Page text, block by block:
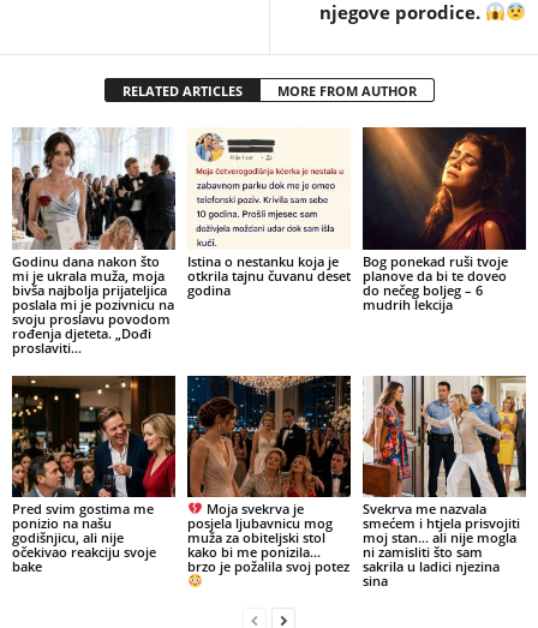
njegove porodice.
RELATED ARTICLES MORE FROM AUTHOR
Godinu dana nakon što
mi je ukrala muža, moja
bivša najbolja prijateljica
poslala mi je pozivnicu na
svoju proslavu povodom
rođenja djeteta. „Dođi
proslaviti...
Istina o nestanku koja je
otkrila tajnu čuvanu deset
godina
Bog ponekad ruši tvoje
planove da bi te doveo
do nečeg boljeg – 6
mudrih lekcija
Pred svim gostima me
ponizio na našu
godišnjicu, ali nije
očekivao reakciju svoje
bake
Moja svekrva je
posjela ljubavnicu mog
muža za obiteljski stol
kako bi me ponizila…
brzo je požalila svoj potez
Svekrva me nazvala
smećem i htjela prisvojiti
moj stan… ali nije mogla
ni zamisliti što sam
sakrila u ladici njezina
sina